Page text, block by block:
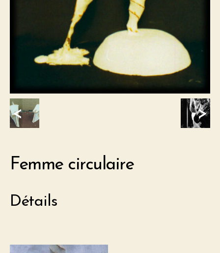
< >
Femme circulaire
Détails